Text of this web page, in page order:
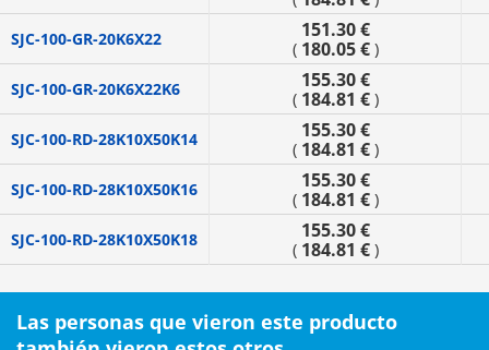
SJC-100-GR-20K6X22 151.30 €
( 180.05 €)
SJC-100-GR-20K6X22K6 155.30 €
( 184.81 €)
SJC-100-RD-28K10X50K14 155.30 €
( 184.81 €)
SJC-100-RD-28K10X50K16 155.30 €
( 184.81 €)
SJC-100-RD-28K10X50K18 155.30 €
( 184.81 €)
Las personas que vieron este producto